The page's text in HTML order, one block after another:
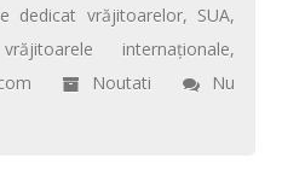
dedicat vrăjitoarelor, SUA,
vrăjitoarele internaţionale,
Noutati
Nu